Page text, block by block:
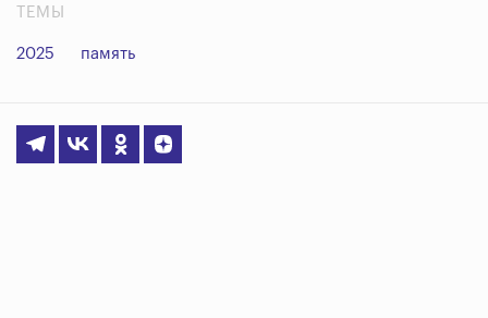
ТЕМЫ
2025 память